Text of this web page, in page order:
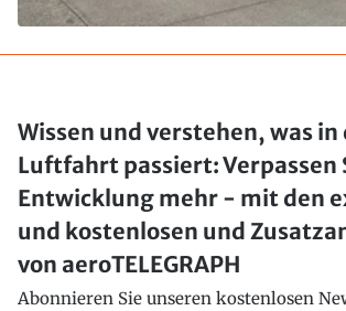
Wissen und verstehen, was in
Luftfahrt passiert: Verpassen
Entwicklung mehr - mit den
und kostenlosen und
von aeroTELEGRAPH
Abonnieren Sie unseren kostenlosen